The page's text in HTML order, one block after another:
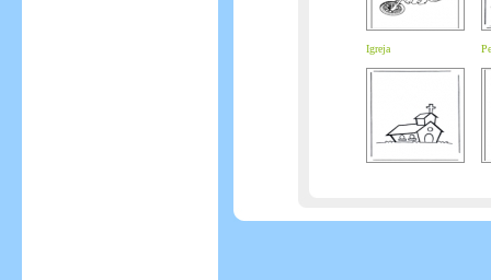
Igreja